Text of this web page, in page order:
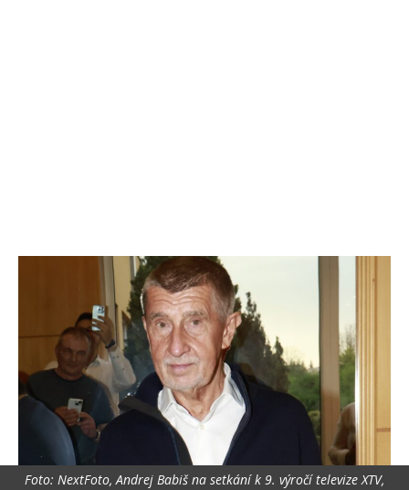
Foto: NextFoto, Andrej Babiš na setkání k 9. výročí televize XTV,